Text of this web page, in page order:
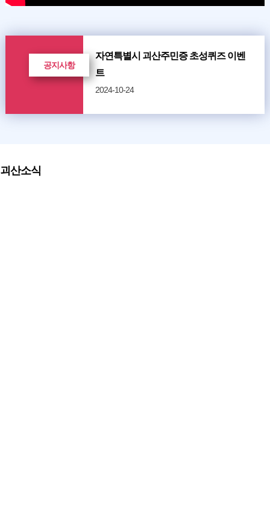
공지사항
자연특별시 괴산주민증 초성퀴즈 이벤
트
2024-10-24
괴산소식